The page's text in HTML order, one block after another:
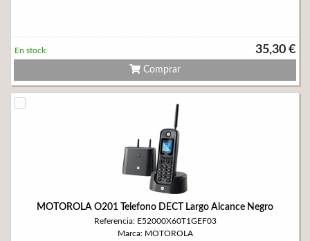
35,30 €
En stock
Comprar
MOTOROLA O201 Telefono DECT Largo Alcance Negro
Referencia: E52000X60T1GEF03
Marca: MOTOROLA